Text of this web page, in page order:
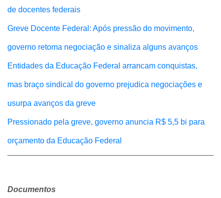
de docentes federais
Greve Docente Federal: Após pressão do movimento,
governo retoma negociação e sinaliza alguns avanços
Entidades da Educação Federal arrancam conquistas,
mas braço sindical do governo prejudica negociações e
usurpa avanços da greve
Pressionado pela greve, governo anuncia R$ 5,5 bi para
orçamento da Educação Federal
Documentos